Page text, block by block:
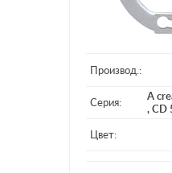
Производ.:
Серия: A
,CD
Цвет: